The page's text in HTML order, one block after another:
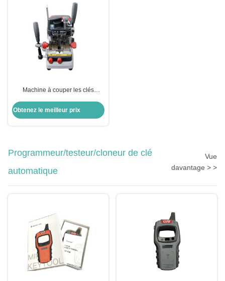
Machine à couper les clés
Obtenez le meilleur prix
Programmeur/testeur/cloneur de clé
automatique
Vue
davantage > >